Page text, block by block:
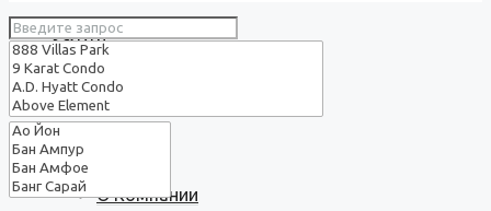
Услуги
О нас
О Компании